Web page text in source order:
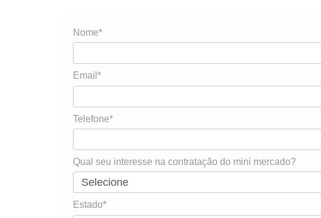
Nome*
Email*
Telefone*
Qual seu interesse na contratação do mini mercado?
Estado*